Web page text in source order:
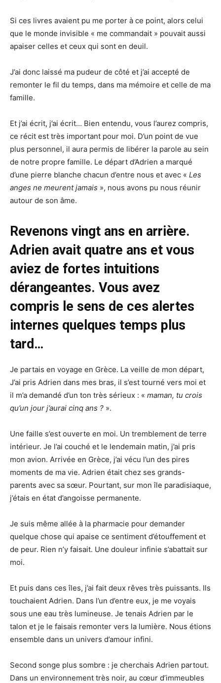
Si ces livres avaient pu me porter à ce point, alors celui
que le monde invisible « me commandait » pouvait aussi
apaiser celles et ceux qui sont en deuil.
J’ai donc laissé ma pudeur de côté et j’ai accepté de
remonter le fil du temps, dans ma mémoire et celle de ma
famille.
Et j’ai écrit, j’ai écrit… Bien entendu, vous l’aurez compris,
ce récit est très important pour moi. D’un point de vue
plus personnel, il aura permis de libérer la parole au sein
de notre propre famille. Le départ d’Adrien a marqué
d’une pierre blanche chacun d’entre nous et avec « Les
anges ne meurent jamais », nous avons pu nous réunir
autour de son âme.
Revenons vingt ans en arrière.
Adrien avait quatre ans et vous
aviez de fortes intuitions
dérangeantes. Vous avez
compris le sens de ces alertes
internes quelques temps plus
tard…
Je partais en voyage en Grèce. La veille de mon départ,
J’ai pris Adrien dans mes bras, il s’est tourné vers moi et
il m’a demandé d’un ton très sérieux : « maman, tu crois
qu’un jour j’aurai cinq ans ? ».
Une faille s’est ouverte en moi. Un tremblement de terre
intérieur. Je l’ai couché et le lendemain matin, j’ai pris
mon avion. Arrivée en Grèce, j’ai vécu l’un des pires
moments de ma vie. Adrien était chez ses grands-
parents avec sa sœur. Pourtant, sur mon île paradisiaque,
j’étais en état d’angoisse permanente.
Je suis même allée à la pharmacie pour demander
quelque chose qui apaise ce sentiment d’étouffement et
de peur. Rien n’y faisait. Une douleur infinie s’abattait sur
moi.
Et puis dans ces îles, j’ai fait deux rêves très puissants. Ils
touchaient Adrien. Dans l’un d’entre eux, je me voyais
sous une eau très lumineuse. Je tenais Adrien par le
talon et je le faisais remonter vers la lumière. Nous étions
ensemble dans un univers d’amour infini.
Second songe plus sombre : je cherchais Adrien partout.
Dans un environnement très noir, au cœur d’immeubles